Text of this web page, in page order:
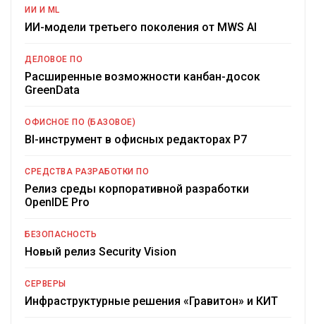
ИИ И ML
ИИ-модели третьего поколения от MWS AI
ДЕЛОВОЕ ПО
Расширенные возможности канбан-досок
GreenData
ОФИСНОЕ ПО (БАЗОВОЕ)
BI-инструмент в офисных редакторах Р7
СРЕДСТВА РАЗРАБОТКИ ПО
Релиз среды корпоративной разработки
OpenIDE Pro
БЕЗОПАСНОСТЬ
Новый релиз Security Vision
СЕРВЕРЫ
Инфраструктурные решения «Гравитон» и КИТ